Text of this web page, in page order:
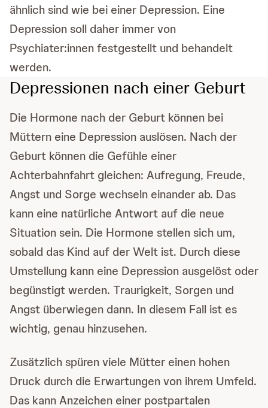
ähnlich sind wie bei einer Depression. Eine
Depression soll daher immer von
Psychiater:innen festgestellt und behandelt
werden.
Depressionen nach einer Geburt
Die Hormone nach der Geburt können bei
Müttern eine Depression auslösen. Nach der
Geburt können die Gefühle einer
Achterbahnfahrt gleichen: Aufregung, Freude,
Angst und Sorge wechseln einander ab. Das
kann eine natürliche Antwort auf die neue
Situation sein. Die Hormone stellen sich um,
sobald das Kind auf der Welt ist. Durch diese
Umstellung kann eine Depression ausgelöst oder
begünstigt werden. Traurigkeit, Sorgen und
Angst überwiegen dann. In diesem Fall ist es
wichtig, genau hinzusehen.
Zusätzlich spüren viele Mütter einen hohen
Druck durch die Erwartungen von ihrem Umfeld.
Das kann Anzeichen einer postpartalen